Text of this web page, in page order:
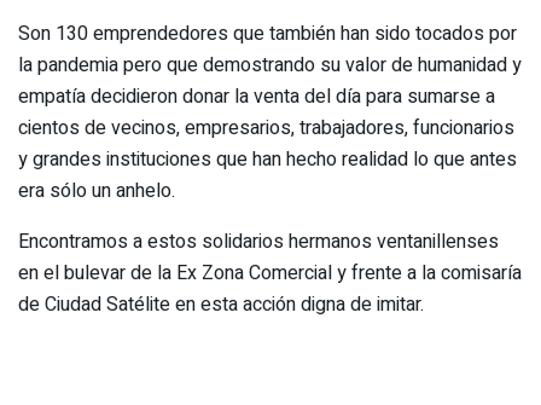
Son 130 emprendedores que también han sido tocados por
la pandemia pero que demostrando su valor de humanidad y
empatía decidieron donar la venta del día para sumarse a
cientos de vecinos, empresarios, trabajadores, funcionarios
y grandes instituciones que han hecho realidad lo que antes
era sólo un anhelo.
Encontramos a estos solidarios hermanos ventanillenses
en el bulevar de la Ex Zona Comercial y frente a la comisaría
de Ciudad Satélite en esta acción digna de imitar.